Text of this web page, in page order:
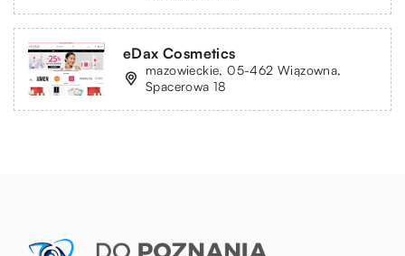
eDax Cosmetics
mazowieckie, 05-462 Wiązowna,
Spacerowa 18